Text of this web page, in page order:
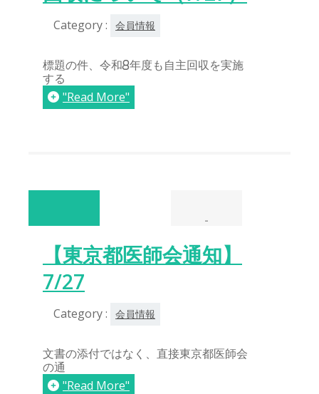
Category : 会員情報
標題の件、令和8年度も自主回収を実施
する
"Read More"
-
【東京都医師会通知】
7/27
Category : 会員情報
文書の添付ではなく、直接東京都医師会
の通
"Read More"